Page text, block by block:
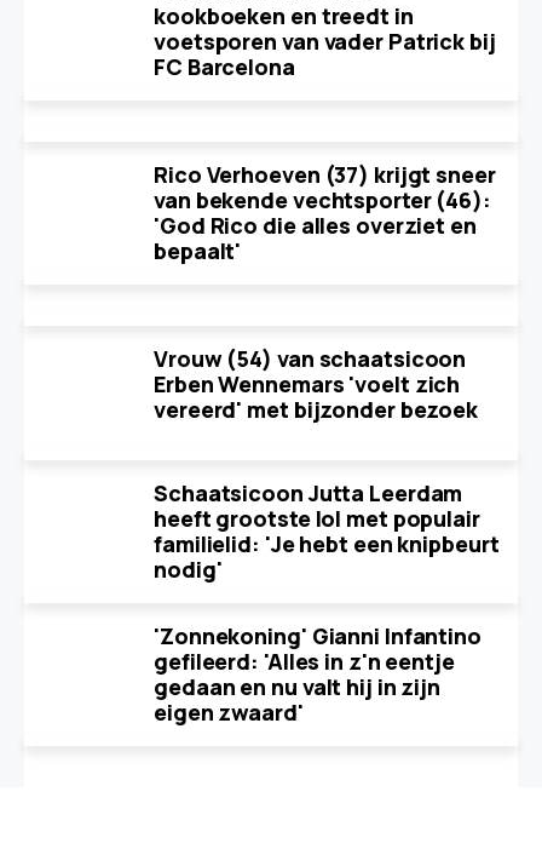
kookboeken en treedt in
voetsporen van vader Patrick bij
FC Barcelona
Rico Verhoeven (37) krijgt sneer
van bekende vechtsporter (46):
'God Rico die alles overziet en
bepaalt'
Vrouw (54) van schaatsicoon
Erben Wennemars 'voelt zich
vereerd' met bijzonder bezoek
Schaatsicoon Jutta Leerdam
heeft grootste lol met populair
familielid: 'Je hebt een knipbeurt
nodig'
'Zonnekoning' Gianni Infantino
gefileerd: 'Alles in z'n eentje
gedaan en nu valt hij in zijn
eigen zwaard'